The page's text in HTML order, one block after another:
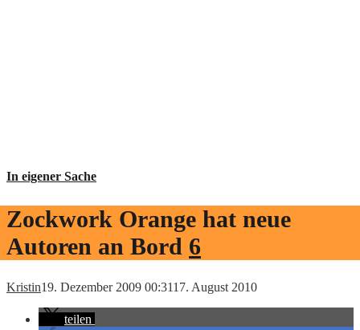
In eigener Sache
Zockwork Orange hat neue
Autoren an Bord 6
Kristin19. Dezember 2009 00:3117. August 2010
teilen